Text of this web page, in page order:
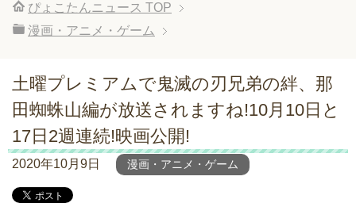
ぴょこたんニュース TOP
漫画・アニメ・ゲーム
土曜プレミアムで鬼滅の刃兄弟の絆、那
田蜘蛛山編が放送されますね!10月10日と
17日2週連続!映画公開!
2020年10月9日 漫画・アニメ・ゲーム